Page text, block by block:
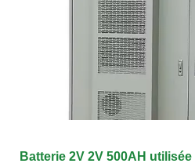
Batterie 2V 2V 500AH